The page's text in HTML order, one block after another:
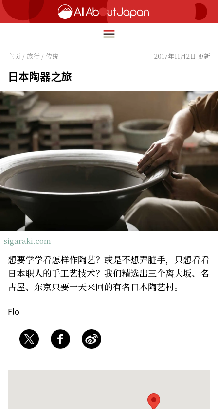
简体中文
繁體中文
ภาษาไทย
한국어
日本語
HOME
旅行
美食
文化
生活
关于我们
主页 / 旅行 / 传统 2017年11月2日 更新
日本陶器之旅
sigaraki.com
想要学学看怎样作陶艺？或是不想弄脏手，只想看看
日本职人的手工艺技术？我们精选出三个离大坂、名
古屋、东京只要一天来回的有名日本陶艺村。
Flo